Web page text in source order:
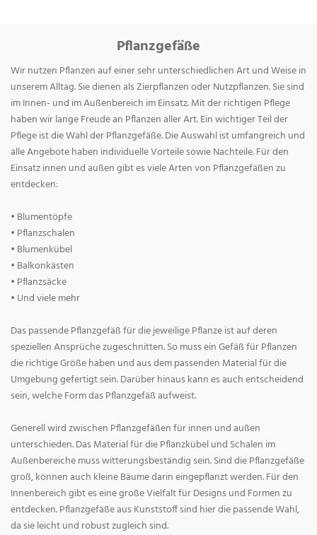
Pflanzgefäße
Wir nutzen Pflanzen auf einer sehr unterschiedlichen Art und Weise in
unserem Alltag. Sie dienen als Zierpflanzen oder Nutzpflanzen. Sie sind
im Innen- und im Außenbereich im Einsatz. Mit der richtigen Pflege
haben wir lange Freude an Pflanzen aller Art. Ein wichtiger Teil der
Pflege ist die Wahl der Pflanzgefäße. Die Auswahl ist umfangreich und
alle Angebote haben individuelle Vorteile sowie Nachteile. Für den
Einsatz innen und außen gibt es viele Arten von Pflanzgefäßen zu
entdecken:
• Blumentöpfe
• Pflanzschalen
• Blumenkübel
• Balkonkästen
• Pflanzsäcke
• Und viele mehr
Das passende Pflanzgefäß für die jeweilige Pflanze ist auf deren
speziellen Ansprüche zugeschnitten. So muss ein Gefäß für Pflanzen
die richtige Größe haben und aus dem passenden Material für die
Umgebung gefertigt sein. Darüber hinaus kann es auch entscheidend
sein, welche Form das Pflanzgefäß aufweist.
Generell wird zwischen Pflanzgefäßen für innen und außen
unterschieden. Das Material für die Pflanzkübel und Schalen im
Außenbereiche muss witterungsbeständig sein. Sind die Pflanzgefäße
groß, können auch kleine Bäume darin eingepflanzt werden. Für den
Innenbereich gibt es eine große Vielfalt für Designs und Formen zu
entdecken. Pflanzgefäße aus Kunststoff sind hier die passende Wahl,
da sie leicht und robust zugleich sind.